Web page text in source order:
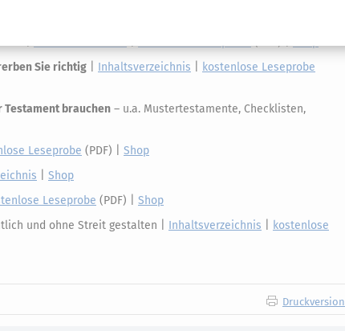
Sie richtig
Inhaltsverzeichnis
kostenlose Leseprobe
Testament brauchen – u.a. Mustertestamente, Checklisten,
Leseprobe (PDF) | Shop
Shop
Leseprobe (PDF) | Shop
und ohne Streit gestalten | Inhaltsverzeichnis
kostenlose
Druckversion